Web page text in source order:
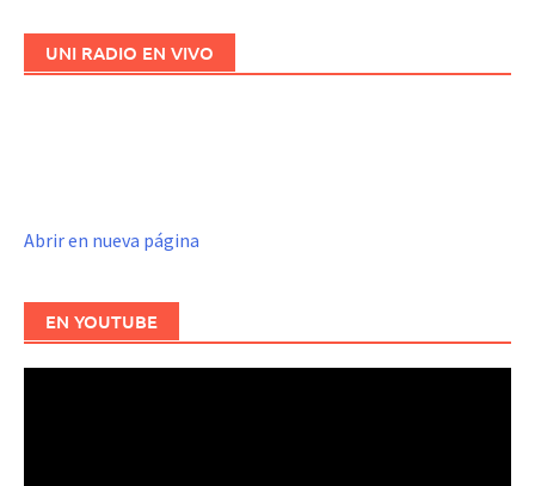
UNI RADIO EN VIVO
Abrir en nueva página
EN YOUTUBE